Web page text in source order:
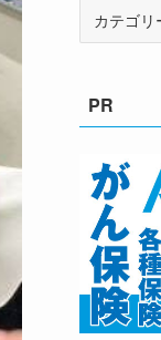
ーPR